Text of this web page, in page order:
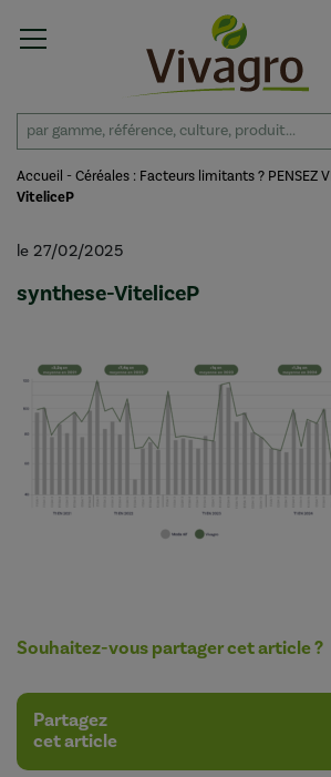
Accueil -Céréales : Facteurs limitants ? PENSEZ
ViteliceP
le 27/02/2025
synthese-ViteliceP
Souhaitez-vous partager cet article ?
Partagez
cet article